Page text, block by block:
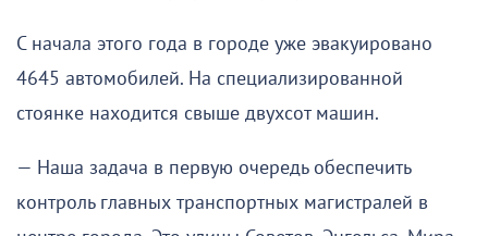
С начала этого года в городе уже эвакуировано
4645 автомобилей. На специализированной
стоянке находится свыше двухсот машин.
— Наша задача в первую очередь обеспечить
контроль главных транспортных магистралей в